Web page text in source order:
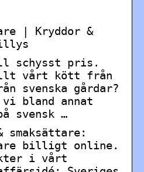
| Kryddor &
schysst pris.
vårt kött från
svenska gårdar?
vi bland annat
svensk …
smaksättare:
billigt online.
i vårt